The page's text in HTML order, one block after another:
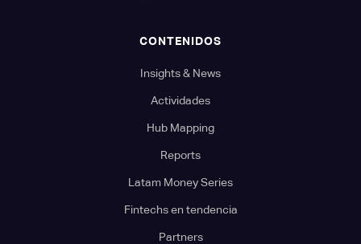
CONTENIDOS
Insights & News
Actividades
Hub Mapping
Reports
Latam Money Series
Fintechs en tendencia
Partners